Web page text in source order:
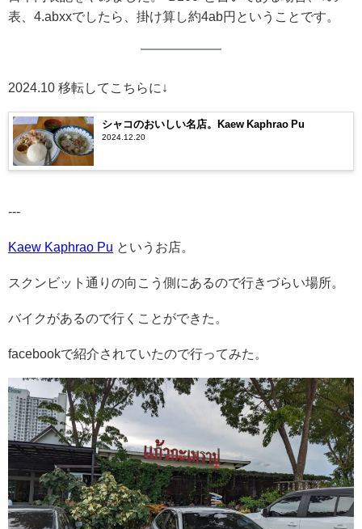
表、4.abxxでしたら、掛け算し約4ab円ということです。
2024.10 移転してこちらに↓
シャコのおいしい名店。Kaew Kaphrao Pu
2024.12.20
---
Kaew Kaphrao Pu というお店。
スクンビット通りの向こう側にあるので行きづらい場所。
バイクがあるので行くことができた。
facebookで紹介されていたので行ってみた。